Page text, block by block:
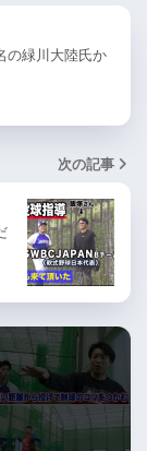
の緑川大陸氏か
次の記事